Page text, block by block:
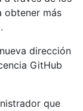
obtener más
dirección
GitHub
que